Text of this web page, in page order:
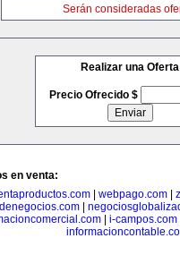
Serán consideradas
Realizar una Oferta
Precio Ofrecido $
en venta:
webpago.com
|
| i-campos.com|